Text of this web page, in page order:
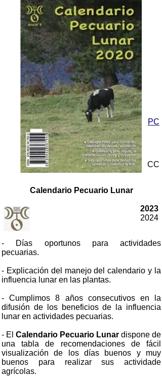
PC
CC
2023
2024
Calendario Pecuario Lunar
- Días oportunos para actividades
pecuarias.
- Explicación del manejo del calendario y la
influencia lunar en las plantas.
- Cumplimos 8 años consecutivos en la
difusión de los beneficios de la influencia
lunar en actividades pecuarias.
- El Calendario Pecuario Lunar dispone de
una tabla de recomendaciones de fácil
visualización de los días buenos y muy
buenos para realizar sus actividade
agrícolas.